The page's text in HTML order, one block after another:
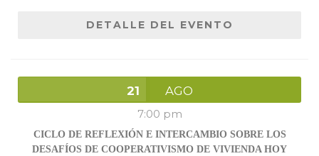
DETALLE DEL EVENTO
21 AGO
7:00 pm
CICLO DE REFLEXIÓN E INTERCAMBIO SOBRE LOS
DESAFÍOS DE COOPERATIVISMO DE VIVIENDA HOY